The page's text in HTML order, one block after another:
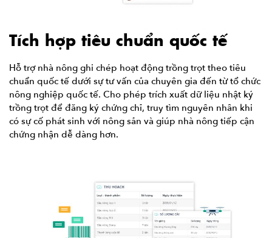
Tích hợp tiêu chuẩn quốc tế
Hỗ trợ nhà nông ghi chép hoạt động trồng trọt theo tiêu
chuẩn quốc tế dưới sự tư vấn của chuyên gia đến từ tổ chức
nông nghiệp quốc tế. Cho phép trích xuất dữ liệu nhật ký
trồng trọt để đăng ký chứng chỉ, truy tìm nguyên nhân khi
có sự cố phát sinh với nông sản và giúp nhà nông tiếp cận
chứng nhận dễ dàng hơn.